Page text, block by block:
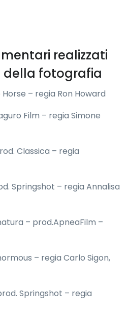
realizzati
della fotografia
– regia Ron Howard
Film – regia Simone
Classica – regia
Springshot – regia Annalisa
– prod.ApneaFilm –
– regia Carlo Sigon,
Springshot – regia